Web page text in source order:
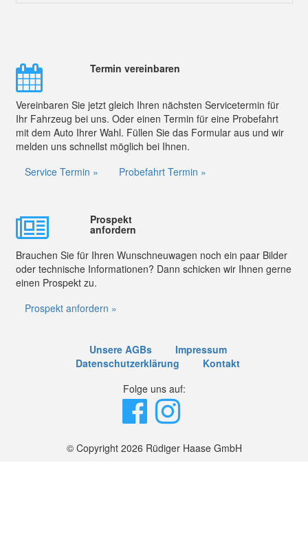
Termin vereinbaren
Vereinbaren Sie jetzt gleich Ihren nächsten Servicetermin für
Ihr Fahrzeug bei uns. Oder einen Termin für eine Probefahrt
mit dem Auto Ihrer Wahl. Füllen Sie das Formular aus und wir
melden uns schnellst möglich bei Ihnen.
Service Termin »
Probefahrt Termin »
Prospekt
anfordern
Brauchen Sie für Ihren Wunschneuwagen noch ein paar Bilder
oder technische Informationen? Dann schicken wir Ihnen gerne
einen Prospekt zu.
Prospekt anfordern »
Unsere AGBs
Impressum
Datenschutzerklärung
Kontakt
Folge uns auf:
© Copyright 2026 Rüdiger Haase GmbH